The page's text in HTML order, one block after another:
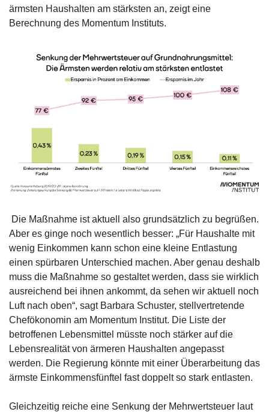
ärmsten Haushalten am stärksten an, zeigt eine
Berechnung des Momentum Instituts.
Aber es ginge noch wesentlich besser: „Für Haushalte mit
wenig Einkommen kann schon eine kleine Entlastung
einen spürbaren Unterschied machen. Aber genau deshalb
muss die Maßnahme so gestaltet werden, dass sie wirklich
ausreichend bei ihnen ankommt, da sehen wir aktuell noch
Luft nach oben“, sagt Barbara Schuster, stellvertretende
Chefökonomin am Momentum Institut. Die Liste der
betroffenen Lebensmittel müsste noch stärker auf die
Lebensrealität von ärmeren Haushalten angepasst
werden. Die Regierung könnte mit einer Überarbeitung das
ärmste Einkommensfünftel fast doppelt so stark entlasten.
Gleichzeitig reiche eine Senkung der Mehrwertsteuer laut